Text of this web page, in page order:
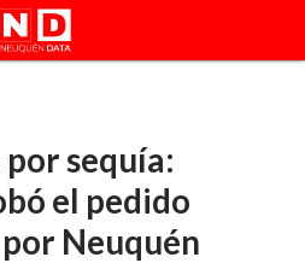
sequía:
el pedido
Neuquén